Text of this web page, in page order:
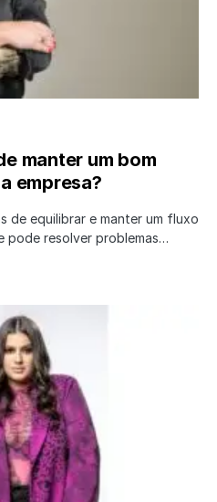
manter um bom
empresa?
de equilibrar e manter um fluxo
pode resolver problemas…